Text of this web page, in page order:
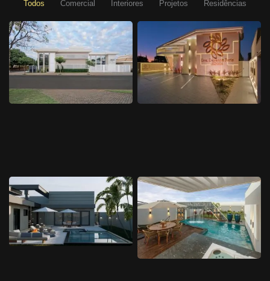
Todos Comercial Interiores Projetos Residências